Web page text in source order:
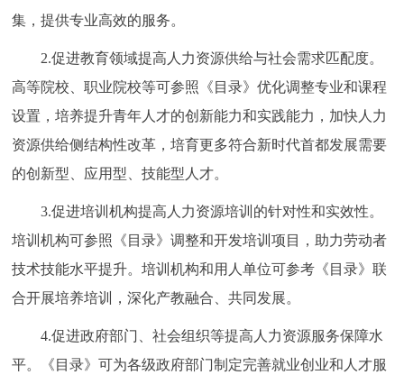
集，提供专业高效的服务。
2.促进教育领域提高人力资源供给与社会需求匹配度。
高等院校、职业院校等可参照《目录》优化调整专业和课程
设置，培养提升青年人才的创新能力和实践能力，加快人力
资源供给侧结构性改革，培育更多符合新时代首都发展需要
的创新型、应用型、技能型人才。
3.促进培训机构提高人力资源培训的针对性和实效性。
培训机构可参照《目录》调整和开发培训项目，助力劳动者
技术技能水平提升。培训机构和用人单位可参考《目录》联
合开展培养培训，深化产教融合、共同发展。
4.促进政府部门、社会组织等提高人力资源服务保障水
平。《目录》可为各级政府部门制定完善就业创业和人才服